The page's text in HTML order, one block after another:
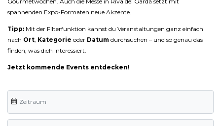
spannenden Expo-Formaten neue Akzente.
Tipp: Mit der Filterfunktion kannst du Veranstaltungen ganz einfach
nach Ort Kategorie oder Datum durchsuchen – und so genau das
finden, was dich interessiert.
Jetzt kommende Events entdecken!